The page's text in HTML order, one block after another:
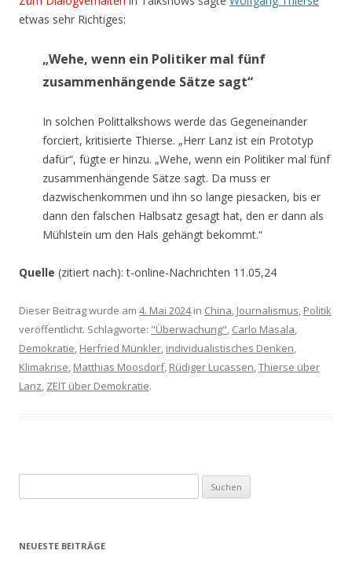
etwas sehr Richtiges:
„Wehe, wenn ein Politiker mal fünf
zusammenhängende Sätze sagt“
In solchen Polittalkshows werde das Gegeneinander
forciert, kritisierte Thierse. „Herr Lanz ist ein Prototyp
dafür“, fügte er hinzu. „Wehe, wenn ein Politiker mal fünf
zusammenhängende Sätze sagt. Da muss er
dazwischenkommen und ihn so lange piesacken, bis er
dann den falschen Halbsatz gesagt hat, den er dann als
Mühlstein um den Hals gehängt bekommt.“
Quelle (zitiert nach): t-online-Nachrichten 11.05,24
Dieser Beitrag wurde am 4. Mai 2024in China, Journalismus, Politik
veröffentlicht. Schlagworte: "Überwachung", Carlo Masala,
Demokratie, Herfried Münkler, individualistisches Denken,
Klimakrise, Matthias Moosdorf, Rüdiger Lucassen,Thierse über
Lanz, ZEIT über Demokratie.
u
h
NEUESTE BEITRÄGE